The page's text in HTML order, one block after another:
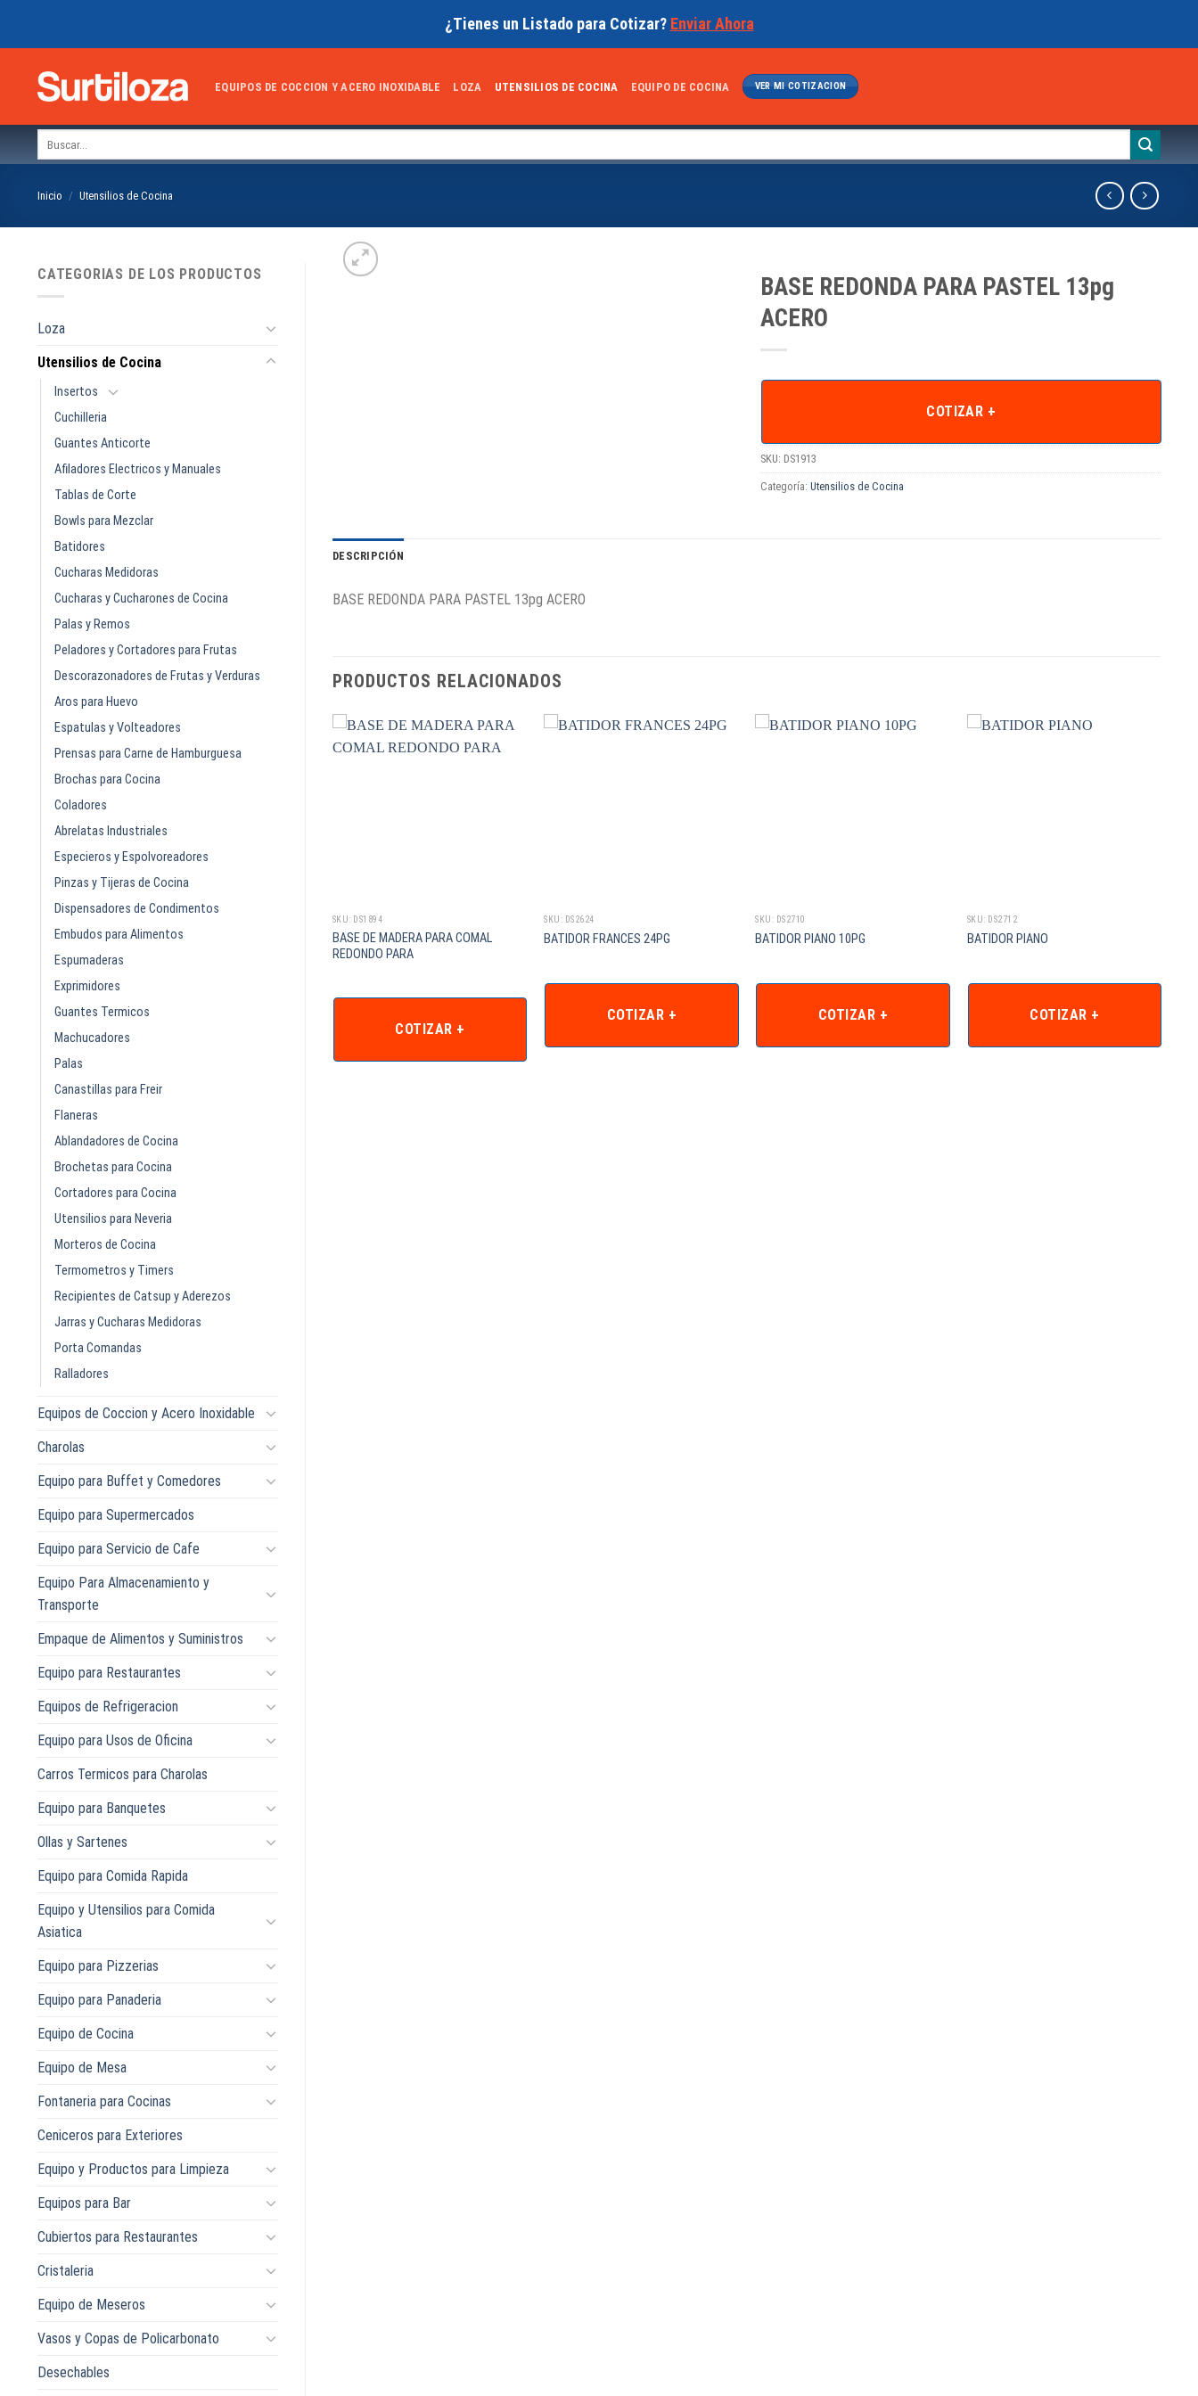
¿Tienes un Listado para Cotizar? Enviar Ahora
EQUIPOS DE COCCION Y ACERO INOXIDABLE LOZA UTENSILIOS DE COCINA EQUIPO DE COCINA VER MI COTIZACION
Inicio / Utensilios de Cocina
CATEGORIAS DE LOS PRODUCTOS
Loza
Utensilios de Cocina
Insertos
Cuchilleria
Guantes Anticorte
Afiladores Electricos y Manuales
Tablas de Corte
Bowls para Mezclar
Batidores
Cucharas Medidoras
Cucharas y Cucharones de Cocina
Palas y Remos
Peladores y Cortadores para Frutas
Descorazonadores de Frutas y Verduras
Aros para Huevo
Espatulas y Volteadores
Prensas para Carne de Hamburguesa
Brochas para Cocina
Coladores
Abrelatas Industriales
Especieros y Espolvoreadores
Pinzas y Tijeras de Cocina
Dispensadores de Condimentos
Embudos para Alimentos
Espumaderas
Exprimidores
Guantes Termicos
Machucadores
Palas
Canastillas para Freir
Flaneras
Ablandadores de Cocina
Brochetas para Cocina
Cortadores para Cocina
Utensilios para Neveria
Morteros de Cocina
Termometros y Timers
Recipientes de Catsup y Aderezos
Jarras y Cucharas Medidoras
Porta Comandas
Ralladores
Equipos de Coccion y Acero Inoxidable
Charolas
Equipo para Buffet y Comedores
Equipo para Supermercados
Equipo para Servicio de Cafe
Equipo Para Almacenamiento y
Transporte
Empaque de Alimentos y Suministros
Equipo para Restaurantes
Equipos de Refrigeracion
Equipo para Usos de Oficina
Carros Termicos para Charolas
Equipo para Banquetes
Ollas y Sartenes
Equipo para Comida Rapida
Equipo y Utensilios para Comida
Asiatica
Equipo para Pizzerias
Equipo para Panaderia
Equipo de Cocina
Equipo de Mesa
Fontaneria para Cocinas
Ceniceros para Exteriores
Equipo y Productos para Limpieza
Equipos para Bar
Cubiertos para Restaurantes
Cristaleria
Equipo de Meseros
Vasos y Copas de Policarbonato
Desechables
BASE REDONDA PARA PASTEL 13pg
ACERO
COTIZAR +
SKU: DS1913
Categoría: Utensilios de Cocina
DESCRIPCIÓN
BASE REDONDA PARA PASTEL 13pg ACERO
PRODUCTOS RELACIONADOS
SKU: DS1894
BASE DE MADERA PARA COMAL
REDONDO PARA
COTIZAR +
SKU: DS2624
BATIDOR FRANCES 24PG
COTIZAR +
SKU: DS2710
BATIDOR PIANO 10PG
COTIZAR +
SKU: DS2712
BATIDOR PIANO
COTIZAR +
ARO PARA HUEVO 5 X 1pg ACERO
INOXIDABLE